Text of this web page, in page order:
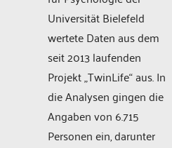
Universität Bielefeld
wertete Daten aus dem
seit 2013 laufenden
Projekt „TwinLife“ aus. In
die Analysen gingen die
Angaben von 6.715
Personen ein, darunter